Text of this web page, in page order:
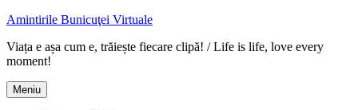
Amintirile Bunicuţei Virtuale
Viața e așa cum e, trăiește fiecare clipă! / Life is life, love every
moment!
Meniu